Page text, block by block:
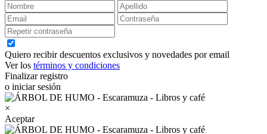
Quiero recibir descuentos exclusivos y novedades por email
Ver los términos y condiciones
Finalizar registro
o iniciar sesión
×
Aceptar